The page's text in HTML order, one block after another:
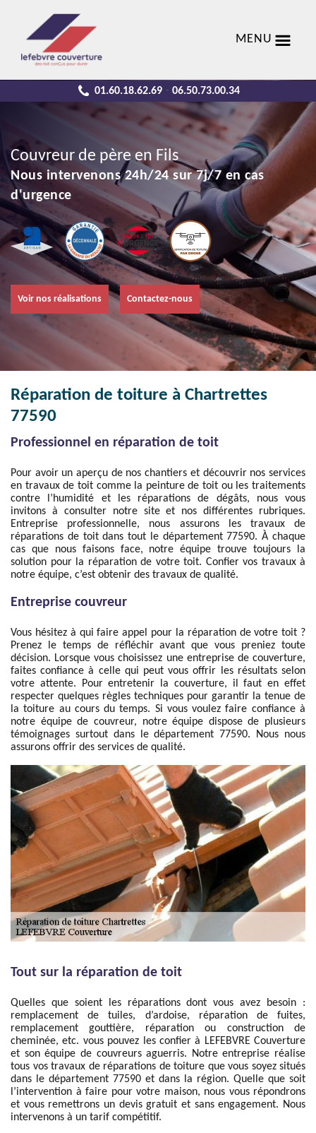
MENU
01.60.18.62.69 - 06.50.73.00.34
Couvreur de père en Fils
Nous intervenons 24h/24 sur 7j/7 en cas
d'urgence
Voir nos réalisations Contactez-nous
Réparation de toiture à Chartrettes
77590
Professionnel en réparation de toit
Pour avoir un aperçu de nos chantiers et découvrir nos services
en travaux de toit comme la peinture de toit ou les traitements
contre l’humidité et les réparations de dégâts, nous vous
invitons à consulter notre site et nos différentes rubriques.
Entreprise professionnelle, nous assurons les travaux de
réparations de toit dans tout le département 77590. À chaque
cas que nous faisons face, notre équipe trouve toujours la
solution pour la réparation de votre toit. Confier vos travaux à
notre équipe, c’est obtenir des travaux de qualité.
Entreprise couvreur
Vous hésitez à qui faire appel pour la réparation de votre toit ?
Prenez le temps de réfléchir avant que vous preniez toute
décision. Lorsque vous choisissez une entreprise de couverture,
faites confiance à celle qui peut vous offrir les résultats selon
votre attente. Pour entretenir la couverture, il faut en effet
respecter quelques règles techniques pour garantir la tenue de
la toiture au cours du temps. Si vous voulez faire confiance à
notre équipe de couvreur, notre équipe dispose de plusieurs
témoignages surtout dans le département 77590. Nous nous
assurons offrir des services de qualité.
Tout sur la réparation de toit
Quelles que soient les réparations dont vous avez besoin :
remplacement de tuiles, d’ardoise, réparation de fuites,
remplacement gouttière, réparation ou construction de
cheminée, etc. vous pouvez les confier à LEFEBVRE Couverture
et son équipe de couvreurs aguerris. Notre entreprise réalise
tous vos travaux de réparations de toiture que vous soyez situés
dans le département 77590 et dans la région. Quelle que soit
l’intervention à faire pour votre maison, nous vous répondrons
et vous remettrons un devis gratuit et sans engagement. Nous
intervenons à un tarif compétitif.